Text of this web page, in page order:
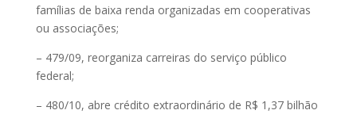
famílias de baixa renda organizadas em cooperativas
ou associações;
– 479/09, reorganiza carreiras do serviço público
federal;
– 480/10, abre crédito extraordinário de R$ 1,37 bilhão